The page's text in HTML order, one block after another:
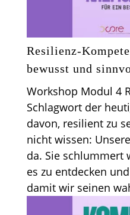
Resilienz-
bewusst und
Workshop Modul 4
Schlagwort der
davon, resilient zu
nicht wissen:
da. Sie schlummert
es zu entdecken
damit wir seinen